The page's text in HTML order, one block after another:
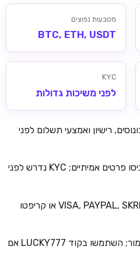
מטבעות נפוצים
BTC, ETH, USDT
KYC
לפני משיכות גדולות
רישיון ואמצעי תשלום לפני
— הכניסו פרטים אמיתיים; KYC נדרש לפני
— בחרו VISA, PAYPAL, SKRILL או קריפטו
— בדקו תנאי הימור; השתמשו בקוד LUCKY777 אם